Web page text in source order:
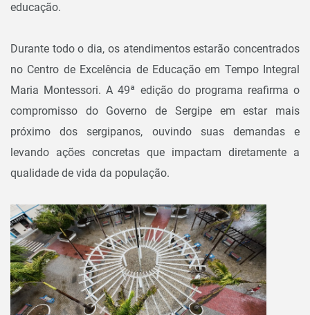
educação.
Durante todo o dia, os atendimentos estarão concentrados
no Centro de Excelência de Educação em Tempo Integral
Maria Montessori. A 49ª edição do programa reafirma o
compromisso do Governo de Sergipe em estar mais
próximo dos sergipanos, ouvindo suas demandas e
levando ações concretas que impactam diretamente a
qualidade de vida da população.